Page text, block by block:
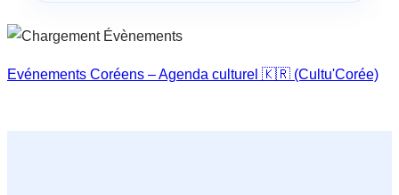
Evénements Coréens – Agenda culturel 🇰🇷 (Cultu'Corée)